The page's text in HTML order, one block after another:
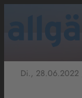
Di., 28.06.2022